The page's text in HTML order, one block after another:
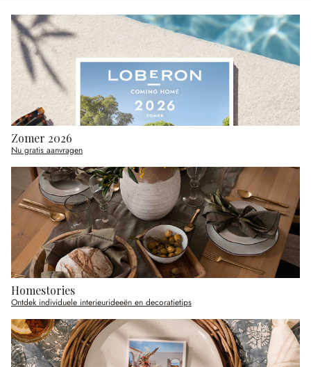
Zomer 2026
Nu gratis aanvragen
Homestories
Ontdek individuele interieurideeën en decoratietips